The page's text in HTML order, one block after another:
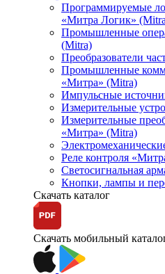
Программируемые
«Митра Логик»
Промышленные
(Mitra)
Преобразователи
Промышленные
«Митра» (Mitra)
Импульсные
Измерительные
Измерительные
«Митра» (Mitra)
Реле контроля
Светосигнальная
Кнопки, лампы и
Скачать каталог
Скачать мобильный